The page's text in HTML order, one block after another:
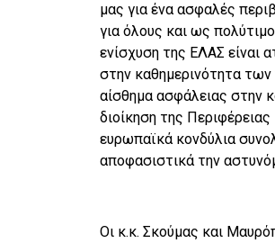
μας για ένα ασφαλές
για όλους και ως
ενίσχυση της ΕΛΑΣ είναι
στην καθημερινότητα των
αίσθημα ασφάλειας στην
διοίκηση της
ευρωπαϊκά κονδύλια
αποφασιστικά την
Οι κ.κ. Σκούμας και